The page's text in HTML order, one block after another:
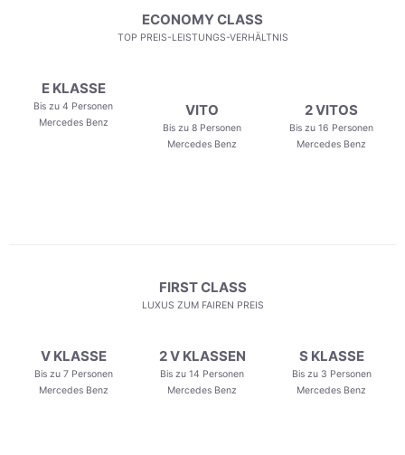
ECONOMY CLASS
TOP PREIS-LEISTUNGS-VERHÄLTNIS
E KLASSE
Bis zu 4 Personen
Mercedes Benz
VITO
Bis zu 8 Personen
Mercedes Benz
2 VITOS
Bis zu 16 Personen
Mercedes Benz
FIRST CLASS
LUXUS ZUM FAIREN PREIS
V KLASSE
Bis zu 7 Personen
Mercedes Benz
2 V KLASSEN
Bis zu 14 Personen
Mercedes Benz
S KLASSE
Bis zu 3 Personen
Mercedes Benz